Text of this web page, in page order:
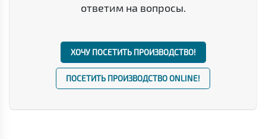
ответим на вопросы.
ХОЧУ ПОСЕТИТЬ ПРОИЗВОДСТВО!
ПОСЕТИТЬ ПРОИЗВОДСТВО ONLINE!